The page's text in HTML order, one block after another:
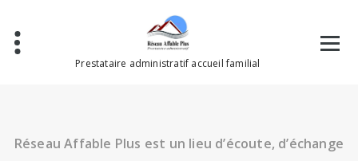
contenu
Prestataire administratif accueil familial
Réseau Affable Plus est un lieu d’écoute, d’échange